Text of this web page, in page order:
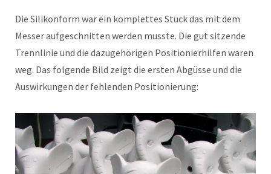
Die Silikonform war ein komplettes Stück das mit dem
Messer aufgeschnitten werden musste. Die gut sitzende
Trennlinie und die dazugehörigen Positionierhilfen waren
weg. Das folgende Bild zeigt die ersten Abgüsse und die
Auswirkungen der fehlenden Positionierung: